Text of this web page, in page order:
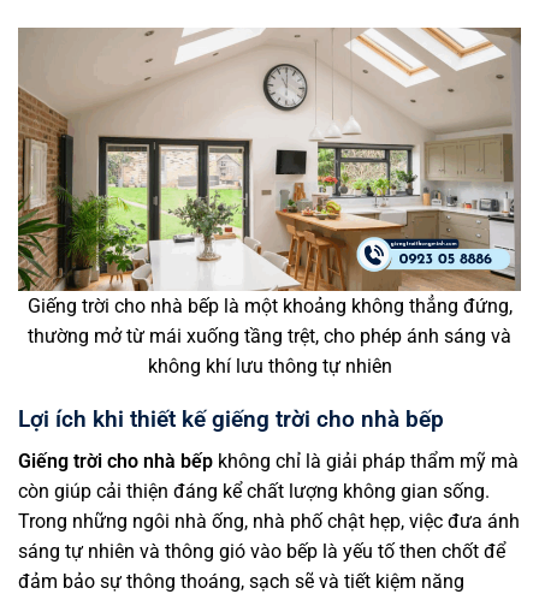
Giếng trời cho nhà bếp là một khoảng không thẳng đứng,
thường mở từ mái xuống tầng trệt, cho phép ánh sáng và
không khí lưu thông tự nhiên
Lợi ích khi thiết kế giếng trời cho nhà bếp
Giếng trời cho nhà bếp không chỉ là giải pháp thẩm mỹ mà
còn giúp cải thiện đáng kể chất lượng không gian sống.
Trong những ngôi nhà ống, nhà phố chật hẹp, việc đưa ánh
sáng tự nhiên và thông gió vào bếp là yếu tố then chốt để
đảm bảo sự thông thoáng, sạch sẽ và tiết kiệm năng